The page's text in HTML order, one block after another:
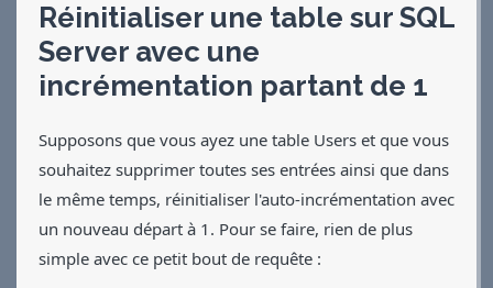
Réinitialiser une table sur SQL
Server avec une
incrémentation partant de 1
Supposons que vous ayez une table Users et que vous
souhaitez supprimer toutes ses entrées ainsi que dans
le même temps, réinitialiser l'auto-incrémentation avec
un nouveau départ à 1. Pour se faire, rien de plus
simple avec ce petit bout de requête :